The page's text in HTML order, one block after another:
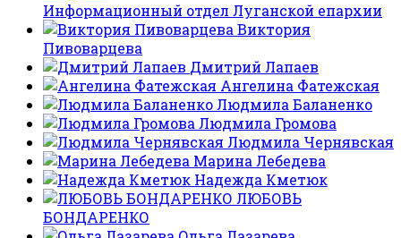
Информационный отдел Луганской епархии
Виктория
Пивоварцева
Дмитрий Лапаев
Ангелина Фатежская
Людмила Баланенко
Людмила Громова
Людмила Чернявская
Марина Лебедева
Надежда Кметюк
ЛЮБОВЬ
БОНДАРЕНКО